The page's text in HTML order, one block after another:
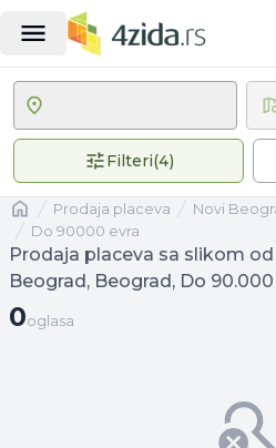
Filteri(4)4
Naslovnaprodaja placeva Novi
Do 90000 evra
Prodaja placeva sa slikom
Beograd, Beograd, Do 90.000
0 oglasa
0oglasa